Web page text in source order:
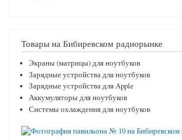
Товары на Бибиревском радиорынке
Экраны (матрицы) для ноутбуков
Зарядные устройства для ноутбуков
Зарядные устройства для Apple
Аккумуляторы для ноутбуков
Системы охлаждения для ноутбуков